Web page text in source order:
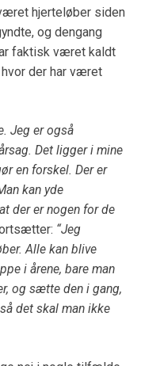
hjerteløber siden
og dengang
faktisk været kaldt
der har været
Jeg er også
Det ligger i mine
en forskel. Der er
kan yde
der er nogen for de
“Jeg
Alle kan blive
i årene, bare man
og sætte den i gang,
det skal man ikke